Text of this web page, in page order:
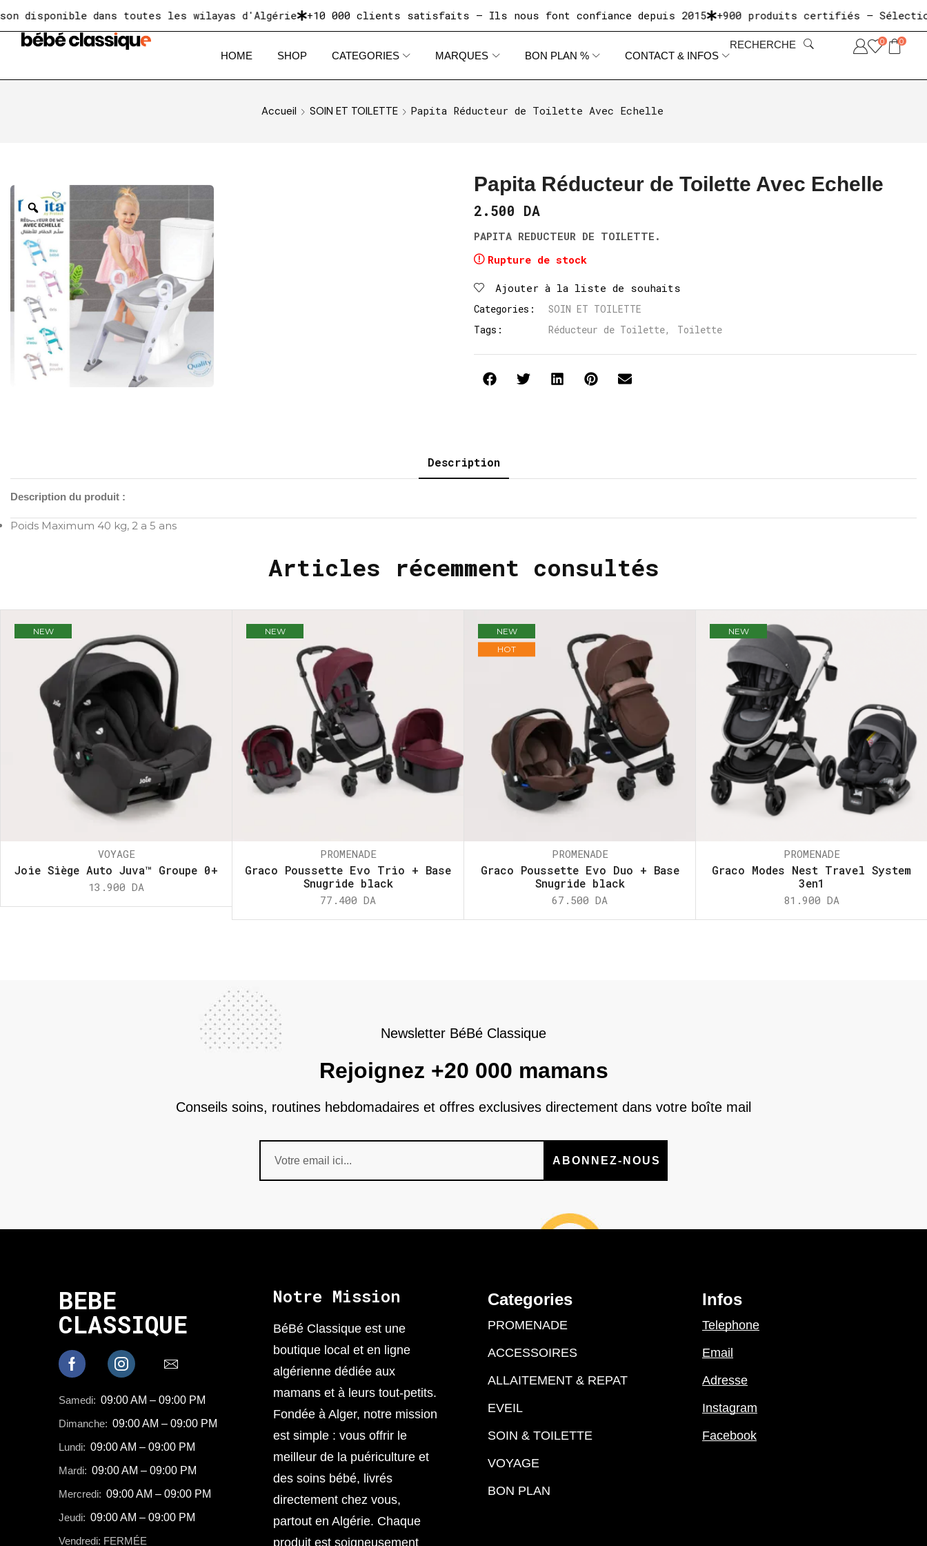
dans toutes les wilayas d'Algérie +10 000 clients satisfaits — Ils nous font confiance depuis 2015 +900 produits certifiés —
HOME SHOP CATEGORIES MARQUES BON PLAN % CONTACT & INFOS
RECHERCHE 0 0
Accueil SOIN ET TOILETTE Papita Réducteur de Toilette Avec Echelle
Papita Réducteur de Toilette Avec Echelle
2.500 DA
PAPITA REDUCTEUR DE TOILETTE.
Rupture de stock
Ajouter à la liste de souhaits
Categories:
SOIN ET TOILETTE
Tags:
Réducteur de Toilette, Toilette
Description
Description du produit :
Poids Maximum 40 kg, 2 a 5 ans
Articles récemment consultés
NEW
VOYAGE
Joie Siège Auto Juva™ Groupe 0+
13.900 DA
NEW
PROMENADE
Graco Poussette Evo Trio + Base
Snugride black
77.400 DA
NEW
HOT
PROMENADE
Graco Poussette Evo Duo + Base
Snugride black
67.500 DA
NEW
PROMENADE
Graco Modes Nest Travel System
3en1
81.900 DA
Newsletter BéBé Classique
Rejoignez +20 000 mamans
Conseils soins, routines hebdomadaires et offres exclusives directement dans votre boîte mail
ABONNEZ-NOUS
BEBE
CLASSIQUE
Samedi: 09:00 AM – 09:00 PM
Dimanche: 09:00 AM – 09:00 PM
Lundi: 09:00 AM – 09:00 PM
Mardi: 09:00 AM – 09:00 PM
Mercredi: 09:00 AM – 09:00 PM
Jeudi: 09:00 AM – 09:00 PM
Vendredi: FERMÉE
Notre Mission
BéBé Classique est une
boutique local et en ligne
algérienne dédiée aux
mamans et à leurs tout-petits.
Fondée à Alger, notre mission
est simple : vous offrir le
meilleur de la puériculture et
des soins bébé, livrés
directement chez vous,
partout en Algérie. Chaque
produit est soigneusement
Categories
PROMENADE
ACCESSOIRES
ALLAITEMENT & REPAT
EVEIL
SOIN & TOILETTE
VOYAGE
BON PLAN
Infos
Telephone
Email
Adresse
Instagram
Facebook